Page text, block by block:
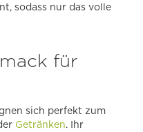
sodass nur das volle
für
sich perfekt zum
Getränken. Ihr